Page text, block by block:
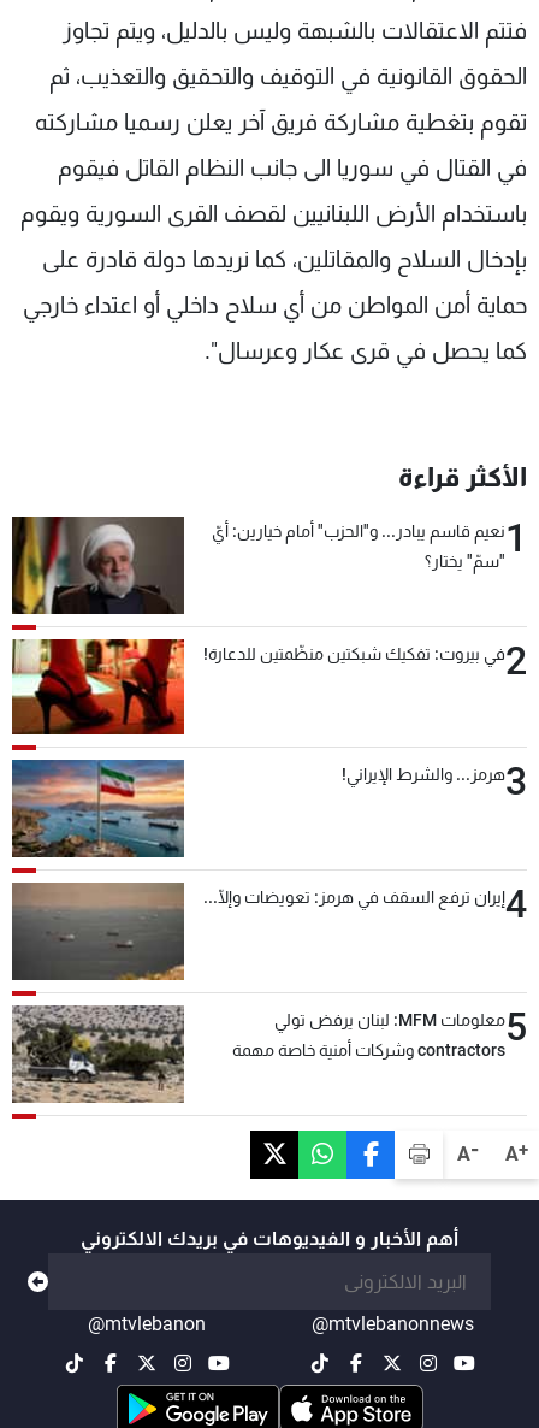
A+
A-
فتتم الاعتقالات بالشبهة وليس بالدليل، ويتم تجاوز
الحقوق القانونية في التوقيف والتحقيق والتعذيب، ثم
تقوم بتغطية مشاركة فريق آخر يعلن رسميا مشاركته
في القتال في سوريا الى جانب النظام القاتل فيقوم
باستخدام الأرض اللبنانيين لقصف القرى السورية ويقوم
بإدخال السلاح والمقاتلين، كما نريدها دولة قادرة على
حماية أمن المواطن من أي سلاح داخلي أو اعتداء خارجي
كما يحصل في قرى عكار وعرسال".
الأكثر قراءة
1نعيم قاسم يبادر... و"الحزب" أمام خيارين: أيّ
"سمّ" يختار؟
2في بيروت: تفكيك شبكتين منظّمتين للدعارة!
3هرمز... والشرط الإيراني!
4إيران ترفع السقف في هرمز: تعويضات وإلّا...
5
معلومات MFM: لبنان يرفض تولي
contractors وشركات أمنية خاصة مهمة
أهم الأخبار و الفيديوهات في بريدك الالكتروني
@mtvlebanonnews
@mtvlebanon